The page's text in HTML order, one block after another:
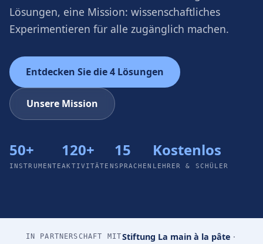
Lösungen, eine Mission: wissenschaftliches
Experimentieren für alle zugänglich machen.
Entdecken Sie die 4 Lösungen
Unsere Mission
50+
INSTRUMENTE
120+
AKTIVITÄTEN
15
SPRACHEN
Kostenlos
LEHRER & SCHÜLER
IN PARTNERSCHAFT MITStiftung La main à la pâte ·